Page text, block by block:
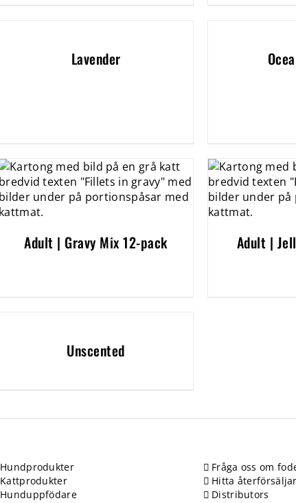
Lavender
Adult | Gravy Mix 12-pack Adult |
Unscented
Hundprodukter
Kattprodukter
Hunduppfödare
Fråga oss om
Hitta
Distributors